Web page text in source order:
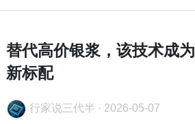
替代高价银浆，该技术成
新标配
行家说三代半 · 2026-05-07